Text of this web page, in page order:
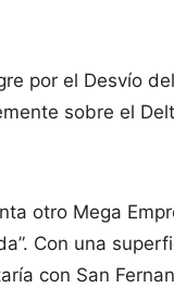
por el Desvío
sobre el
otro Mega
Con una
con San